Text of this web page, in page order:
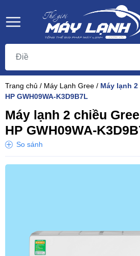
Trang chủ / Máy Lạnh Gree / Máy lạnh
HP GWH09WA-K3D9B7L
Máy lạnh 2 chiều
HP GWH09WA-
So sánh